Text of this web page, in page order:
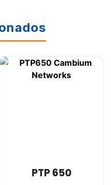
PTP 650